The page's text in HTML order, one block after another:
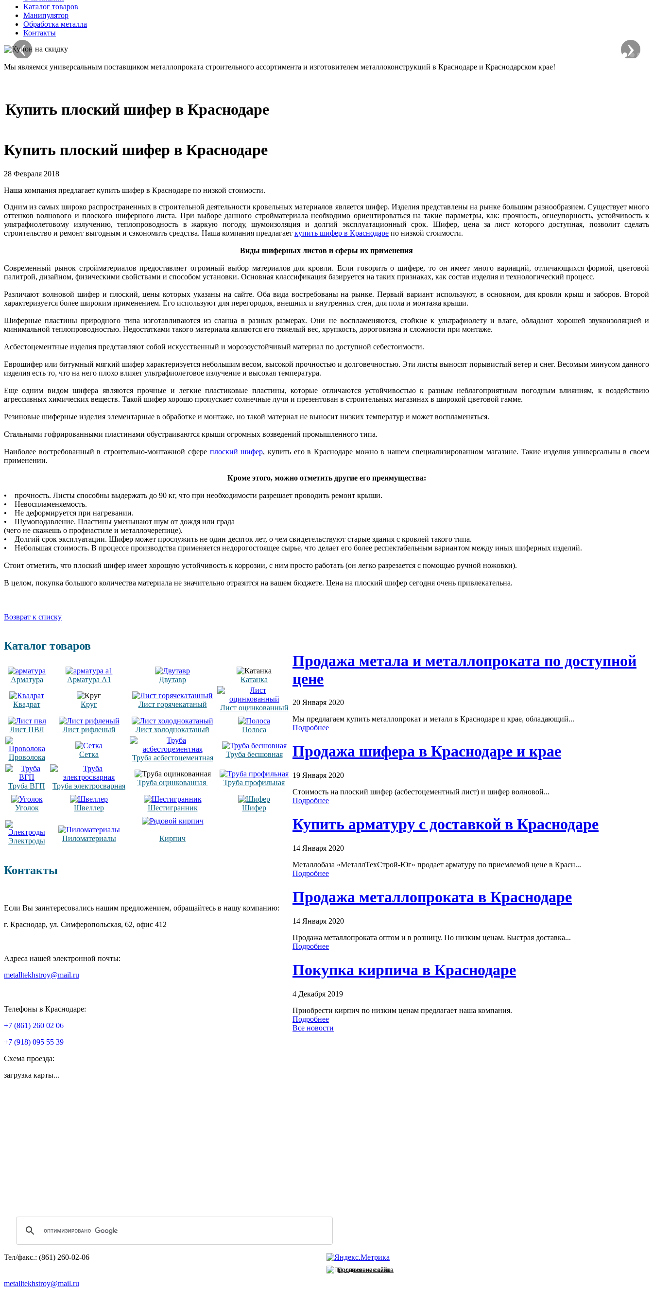
Каталог товаров
Манипулятор
Обработка металла
Контакты
‹ ›
Мы являемся универсальным поставщиком металлопроката строительного ассортимента и изготовителем металлоконструкций в Краснодаре и Краснодарском крае!
Купить плоский шифер в Краснодаре
Купить плоский шифер в Краснодаре
28 Февраля 2018
Наша компания предлагает купить шифер в Краснодаре по низкой стоимости.
Одним из самых широко распространенных в строительной деятельности кровельных материалов является шифер. Изделия представлены на рынке большим разнообразием. Существует много
оттенков волнового и плоского шиферного листа. При выборе данного стройматериала необходимо ориентироваться на такие параметры, как: прочность, огнеупорность, устойчивость к
ультрафиолетовому излучению, теплопроводность в жаркую погоду, шумоизоляция и долгий эксплуатационный срок. Шифер, цена за лист которого доступная, позволит сделать
строительство и ремонт выгодным и сэкономить средства. Наша компания предлагает купить шифер в Краснодаре по низкой стоимости.
Виды шиферных листов и сферы их применения
Современный рынок стройматериалов предоставляет огромный выбор материалов для кровли. Если говорить о шифере, то он имеет много вариаций, отличающихся формой, цветовой
палитрой, дизайном, физическими свойствами и способом установки. Основная классификация базируется на таких признаках, как состав изделия и технологический процесс.
Различают волновой шифер и плоский, цены которых указаны на сайте. Оба вида востребованы на рынке. Первый вариант используют, в основном, для кровли крыш и заборов. Второй
характеризуется более широким применением. Его используют для перегородок, внешних и внутренних стен, для пола и монтажа крыши.
Шиферные пластины природного типа изготавливаются из сланца в разных размерах. Они не воспламеняются, стойкие к ультрафиолету и влаге, обладают хорошей звукоизоляцией и
минимальной теплопроводностью. Недостатками такого материала являются его тяжелый вес, хрупкость, дороговизна и сложности при монтаже.
Асбестоцементные изделия представляют собой искусственный и морозоустойчивый материал по доступной себестоимости.
Еврошифер или битумный мягкий шифер характеризуется небольшим весом, высокой прочностью и долговечностью. Эти листы выносят порывистый ветер и снег. Весомым минусом данного
изделия есть то, что на него плохо влияет ультрафиолетовое излучение и высокая температура.
Еще одним видом шифера являются прочные и легкие пластиковые пластины, которые отличаются устойчивостью к разным неблагоприятным погодным влияниям, к воздействию
агрессивных химических веществ. Такой шифер хорошо пропускает солнечные лучи и презентован в строительных магазинах в широкой цветовой гамме.
Резиновые шиферные изделия элементарные в обработке и монтаже, но такой материал не выносит низких температур и может воспламеняться.
Стальными гофрированными пластинами обустраиваются крыши огромных возведений промышленного типа.
Наиболее востребованный в строительно-монтажной сфере плоский шифер, купить его в Краснодаре можно в нашем специализированном магазине. Такие изделия универсальны в своем
применении.
Кроме этого, можно отметить другие его преимущества:
• прочность. Листы способны выдержать до 90 кг, что при необходимости разрешает проводить ремонт крыши.
• Невоспламеняемость.
• Не деформируется при нагревании.
• Шумоподавление. Пластины уменьшают шум от дождя или града
(чего не скажешь о профнастиле и металлочерепице).
• Долгий срок эксплуатации. Шифер может прослужить не один десяток лет, о чем свидетельствуют старые здания с кровлей такого типа.
• Небольшая стоимость. В процессе производства применяется недорогостоящее сырье, что делает его более респектабельным вариантом между иных шиферных изделий.
Стоит отметить, что плоский шифер имеет хорошую устойчивость к коррозии, с ним просто работать (он легко разрезается с помощью ручной ножовки).
В целом, покупка большого количества материала не значительно отразится на вашем бюджете. Цена на плоский шифер сегодня очень привлекательна.
Возврат к списку
Каталог товаров
Арматура Арматура А1 Двутавр Катанка
Квадрат Круг Лист горячекатаный Лист оцинкованный
Лист ПВЛ Лист рифленый Лист холоднокатаный Полоса
Проволока Сетка Труба асбестоцементная Труба бесшовная
Труба ВГП Труба электросварная Труба оцинкованная Труба профильная
Уголок Швеллер Шестигранник Шифер
Электроды Пиломатериалы Кирпич
Контакты
Если Вы заинтересовались нашим предложением, обращайтесь в нашу компанию:
г. Краснодар, ул. Симферопольская, 62, офис 412
Адреса нашей электронной почты:
metalltekhstroy@mail.ru
Телефоны в Краснодаре:
+7 (861) 260 02 06
+7 (918) 095 55 39
Схема проезда:
загрузка карты...
Продажа метала и металлопроката по доступной
цене
20 Января 2020
Мы предлагаем купить металлопрокат и металл в Краснодаре и крае, обладающий...
Подробнее
Продажа шифера в Краснодаре и крае
19 Января 2020
Стоимость на плоский шифер (асбестоцементный лист) и шифер волновой...
Подробнее
Купить арматуру с доставкой в Краснодаре
14 Января 2020
Металлобаза «МеталлТехСтрой-Юг» продает арматуру по приемлемой цене в Красн...
Подробнее
Продажа металлопроката в Краснодаре
14 Января 2020
Продажа металлопроката оптом и в розницу. По низким ценам. Быстрая доставка...
Подробнее
Покупка кирпича в Краснодаре
4 Декабря 2019
Приобрести кирпич по низким ценам предлагает наша компания.
Подробнее
Все новости
Тел/факс.: (861) 260-02-06
metalltekhstroy@mail.ru
Продвижение сайта